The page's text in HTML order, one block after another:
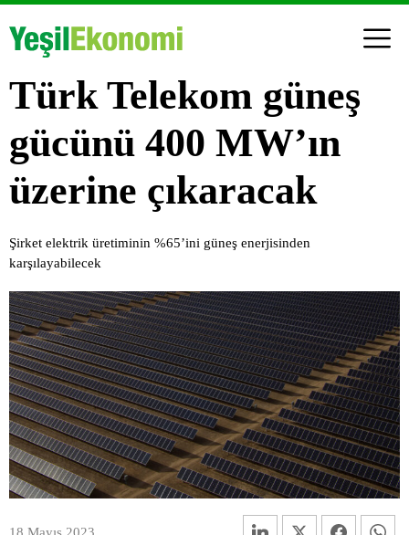
Türk Telekom güneş
gücünü 400 MW’ın
üzerine çıkaracak
Şirket elektrik üretiminin %65’ini güneş enerjisinden
karşılayabilecek